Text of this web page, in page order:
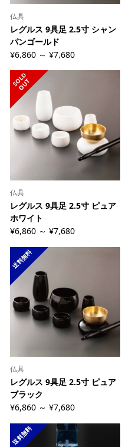
仏具
レグルス 9具足 2.5寸 シャン
パンゴールド
¥6,860 ～ ¥7,680
S
O
L
D
O
U
T
仏具
レグルス 9具足 2.5寸 ピュア
ホワイト
¥6,860 ～ ¥7,680
送料無料
仏具
レグルス 9具足 2.5寸 ピュア
ブラック
¥6,860 ～ ¥7,680
送料無料